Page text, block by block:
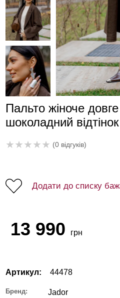
Пальто жіноче
шоколадний відтінок
★★★★★ (0 відгуків)
Додати до списку
13 990 грн
Артикул: 44478
Бренд: Jador